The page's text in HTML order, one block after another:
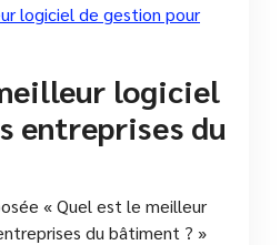
logiciel de gestion pour
logiciel
entreprises du
« Quel est le meilleur
du bâtiment ? »